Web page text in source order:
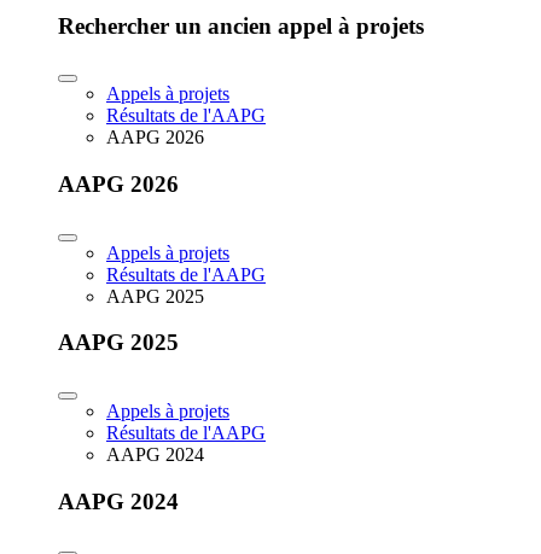
Rechercher un ancien appel à projets
Appels à projets
Résultats de l'AAPG
AAPG 2026
AAPG 2026
Appels à projets
Résultats de l'AAPG
AAPG 2025
AAPG 2025
Appels à projets
Résultats de l'AAPG
AAPG 2024
AAPG 2024